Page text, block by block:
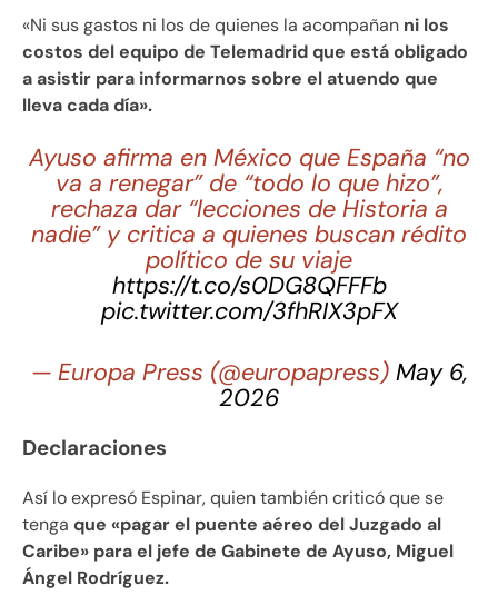
«Ni sus gastos ni los de quienes la acompañan ni los
costos del equipo de Telemadrid que está obligado
a asistir para informarnos sobre el atuendo que
lleva cada día».
Ayuso afirma en México que España “no
va a renegar” de “todo lo que hizo”,
rechaza dar “lecciones de Historia a
nadie” y critica a quienes buscan rédito
político de su viaje
https://t.co/s0DG8QFFFb
pic.twitter.com/3fhRIX3pFX
— Europa Press (@europapress) May 6,
2026
Declaraciones
Así lo expresó Espinar, quien también criticó que se
tenga que «pagar el puente aéreo del Juzgado al
Caribe» para el jefe de Gabinete de Ayuso, Miguel
Ángel Rodríguez.